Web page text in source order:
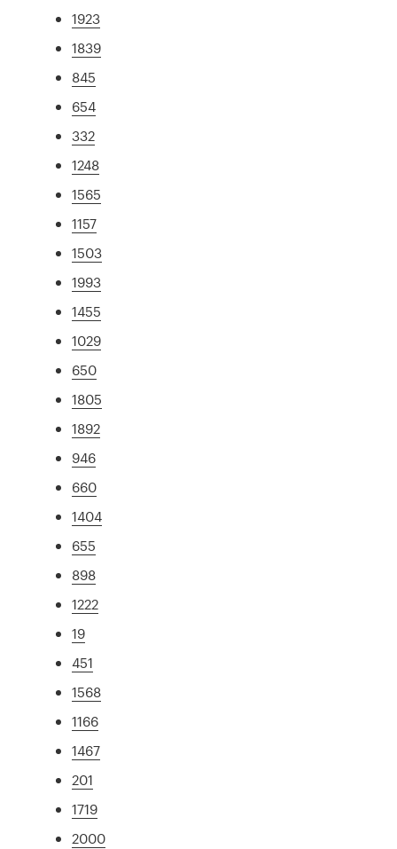
1923
1839
845
654
332
1248
1565
1157
1503
1993
1455
1029
650
1805
1892
946
660
1404
655
898
1222
19
451
1568
1166
1467
201
1719
2000